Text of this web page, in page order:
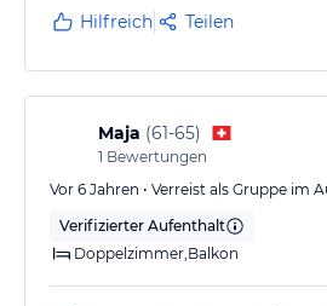
Hilfreich Teilen
Maja (61-65)
1 Bewertungen
Vor 6 Jahren • Verreist als Gruppe im
Verifizierter Aufenthalt
Doppelzimmer,Balkon